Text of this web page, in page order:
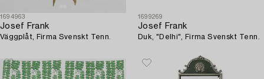
1694963
Josef Frank
Väggplåt, Firma Svenskt Tenn.
1699269
Josef Frank
Duk, "Delhi", Firma Svenskt Tenn.